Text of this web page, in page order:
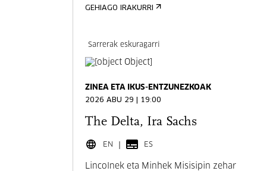
GEHIAGO IRAKURRI
Sarrerak eskuragarri
ZINEA ETA IKUS-ENTZUNEZKOAK
2026 ABU 29 | 19:00
The Delta, Ira Sachs
EN ES
Lincolnek eta Minhek Misisipin zehar